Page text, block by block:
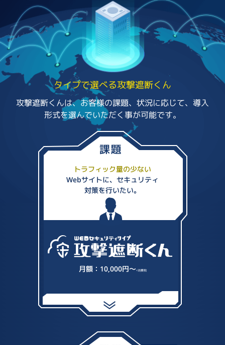
タイプで選べる攻撃遮断くん
攻撃遮断くんは、お客様の課題、状況に応じて、導入
形式を選んでいただく事が可能です。
トラフィック量の少ない
Webサイトに、セキュリティ
対策を行いたい。
月額：10,000円～+消費税